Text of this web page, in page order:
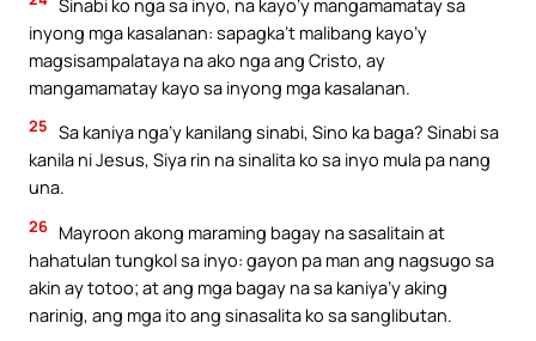
inyong mga kasalanan: sapagka’t malibang kayo’y
magsisampalataya na ako nga ang Cristo, ay
mangamamatay kayo sa inyong mga kasalanan.
25 Sa kaniya nga’y kanilang sinabi, Sino ka baga? Sinabi sa
kanila ni Jesus, Siya rin na sinalita ko sa inyo mula pa nang
una.
26 Mayroon akong maraming bagay na sasalitain at
hahatulan tungkol sa inyo: gayon pa man ang nagsugo sa
akin ay totoo; at ang mga bagay na sa kaniya’y aking
narinig, ang mga ito ang sinasalita ko sa sanglibutan.